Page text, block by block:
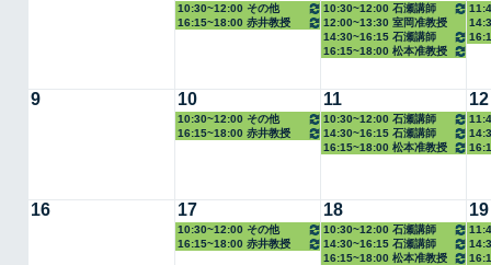
10:30~12:00 その他
16:15~18:00 赤井教授
10:30~12:00 石瀬講師
12:00~13:30 室岡准教授
14:30~16:15 石瀬講師
16:15~18:00 松本准教授
9 10
10:30~12:00 その他
16:15~18:00 赤井教授
11
10:30~12:00 石瀬講師
14:30~16:15 石瀬講師
16:15~18:00 松本准教授
12
16 17
10:30~12:00 その他
16:15~18:00 赤井教授
18
10:30~12:00 石瀬講師
14:30~16:15 石瀬講師
16:15~18:00 松本准教授
19